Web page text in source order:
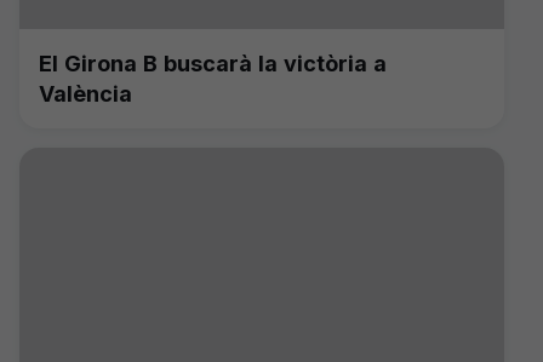
El Girona B buscarà la victòria a
València